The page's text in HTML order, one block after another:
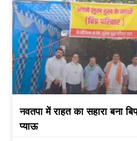
नवतपा में राहत का सहारा बना
प्याऊ